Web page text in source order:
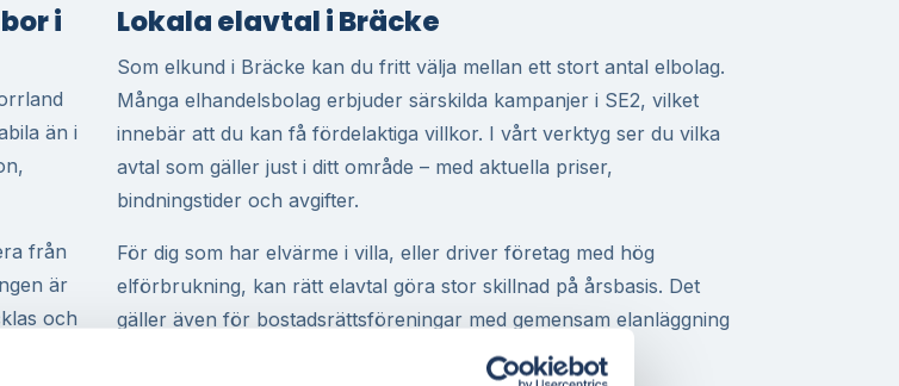
i
än i
från
är
och
Lokala elavtal i Bräcke
Som elkund i Bräcke kan du fritt välja mellan ett stort antal elbolag.
Många elhandelsbolag erbjuder särskilda kampanjer i SE2, vilket
innebär att du kan få fördelaktiga villkor. I vårt verktyg ser du vilka
avtal som gäller just i ditt område – med aktuella priser,
bindningstider och avgifter.
För dig som har elvärme i villa, eller driver företag med hög
elförbrukning, kan rätt elavtal göra stor skillnad på årsbasis. Det
gäller även för bostadsrättsföreningar med gemensam elanläggning